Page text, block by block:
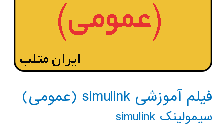
فیلم آموزشی simulink (عمومی)
سیمولینک simulink